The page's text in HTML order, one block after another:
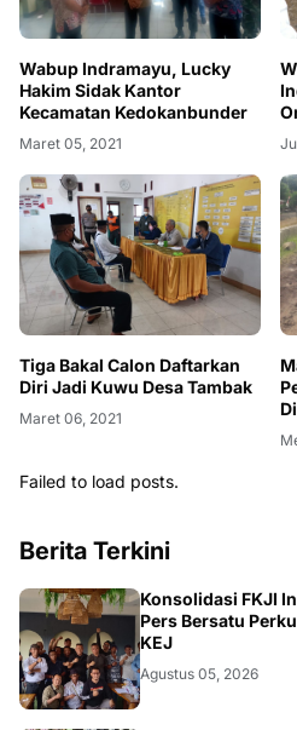
Wabup Indramayu, Lucky
Hakim Sidak Kantor
Kecamatan Kedokanbunder
Maret 05, 2021
Tiga Bakal Calon Daftarkan
Diri Jadi Kuwu Desa Tambak
Maret 06, 2021
Failed to load posts.
Berita Terkini
Konsolidasi FKJI
Pers Bersatu
KEJ
Agustus 05, 2026